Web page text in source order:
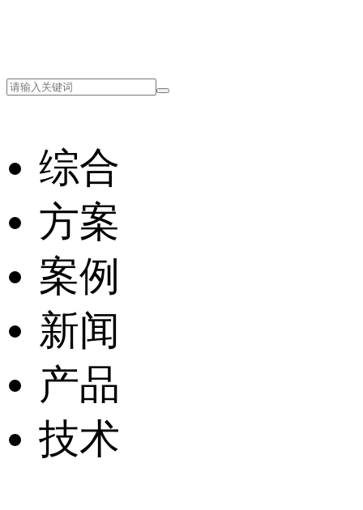
综合
方案
案例
新闻
产品
技术